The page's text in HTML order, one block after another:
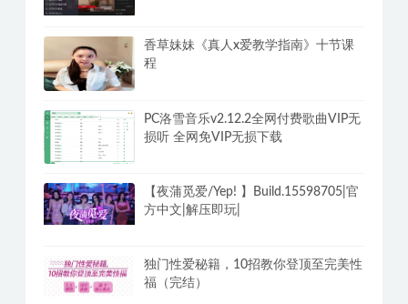
香草妹妹《真人x爱教学指南》十节课
程
PC洛雪音乐v2.12.2全网付费歌曲VIP无
损听 全网免VIP无损下载
【夜蒲觅爱/Yep! 】Build.15598705|官
方中文|解压即玩|
独门性爱秘籍，10招教你登顶至完美性
福（完结）